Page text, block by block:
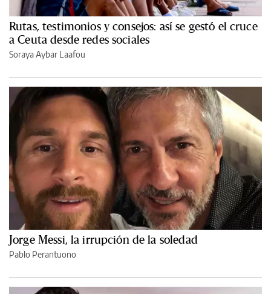
Rutas, testimonios y consejos: así se gestó el cruce
a Ceuta desde redes sociales
Soraya Aybar Laafou
Jorge Messi, la irrupción de la soledad
Pablo Perantuono